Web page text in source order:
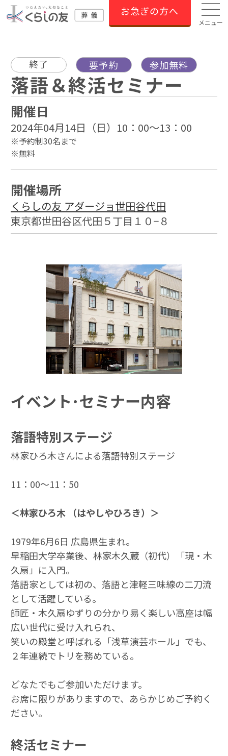
お急ぎの方へ
メニュー
終了 要予約 参加無料
落語＆終活セミナー
開催日
2024年04月14日（日）10：00～13：00
※予約制30名まで
※無料
開催場所
くらしの友 アダージョ世田谷代田
東京都世田谷区代田５丁目１０−８
イベント･セミナー内容
落語特別ステージ
林家ひろ木さんによる落語特別ステージ
11：00～11：50
＜林家ひろ木 （はやしやひろき）＞
1979年6月6日 広島県生まれ。
早稲田大学卒業後、林家木久蔵（初代）「現・木
久扇」に入門。
落語家としては初の、落語と津軽三味線の二刀流
として活躍している。
師匠・木久扇ゆずりの分かり易く楽しい高座は幅
広い世代に受け入れられ、
笑いの殿堂と呼ばれる「浅草演芸ホール」でも、
２年連続でトリを務めている。
どなたでもご参加いただけます。
お席に限りがありますので、あらかじめご予約く
ださい。
終活セミナー